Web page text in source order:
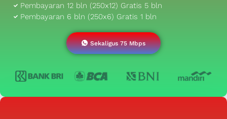
Pembayaran 12 bln (250x12) Gratis 5 bln
Pembayaran 6 bln (250x6) Gratis 1 bln
Sekaligus 75 Mbps